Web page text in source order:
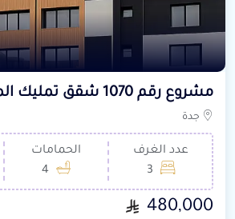
مشروع رقم 1070 شقق تمليك الموقع النزهة
جدة
عدد الغرف
3
الحمامات
4
480,000